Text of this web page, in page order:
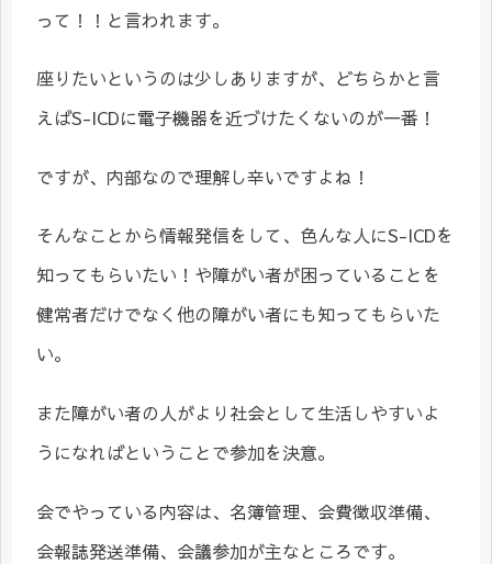
って！！と言われます。
座りたいというのは少しありますが、どちらかと言
えばS-ICDに電子機器を近づけたくないのが一番！
ですが、内部なので理解し辛いですよね！
そんなことから情報発信をして、色んな人にS-ICDを
知ってもらいたい！や障がい者が困っていることを
健常者だけでなく他の障がい者にも知ってもらいた
い。
また障がい者の人がより社会として生活しやすいよ
うになればということで参加を決意。
会でやっている内容は、名簿管理、会費徴収準備、
会報誌発送準備、会議参加が主なところです。